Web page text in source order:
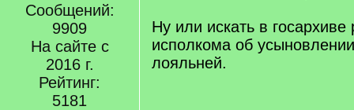
Сообщений:
9909
На сайте с
2016 г.
Рейтинг:
5181
Ну или искать в
исполкома об
лояльней.